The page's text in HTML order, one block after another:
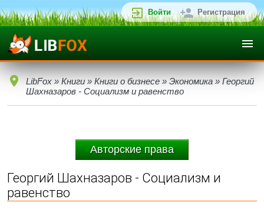
Войти Регистрация
LibFox » Книги » Книги о бизнесе » Экономика » Георгий
Шахназаров - Социализм и равенство
Авторские права
Георгий Шахназаров - Социализм и
равенство